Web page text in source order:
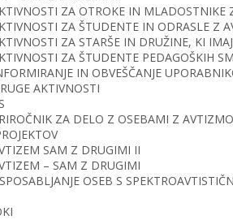
ZA OTROKE IN MLADOSTNIKE
ZA ŠTUDENTE IN ODRASLE Z
ZA STARŠE IN DRUŽINE, KI
ZA ŠTUDENTE PEDAGOŠKIH
IN OBVEŠČANJE
AKTIVNOSTI
ZA DELO Z OSEBAMI Z
SAM Z DRUGIMI II
– SAM Z DRUGIMI
OSEB S